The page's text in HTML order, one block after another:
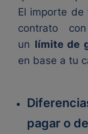
El importe
contrato
un límite de
en base a tu
pagar o